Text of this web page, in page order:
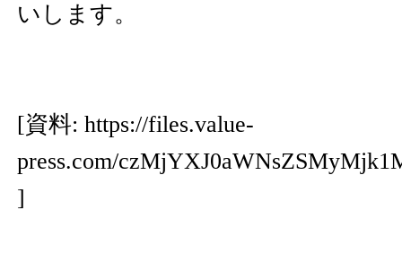
いします。
[資料: https://files.value-
press.com/
]